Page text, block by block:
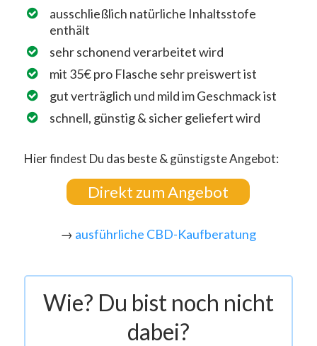
ausschließlich natürliche Inhaltsstofe
enthält
sehr schonend verarbeitet wird
mit 35€ pro Flasche sehr preiswert ist
gut verträglich und mild im Geschmack ist
schnell, günstig & sicher geliefert wird
Hier findest Du das beste & günstigste Angebot:
Direkt zum Angebot
→ ausführliche CBD-Kaufberatung
Wie? Du bist noch nicht
dabei?